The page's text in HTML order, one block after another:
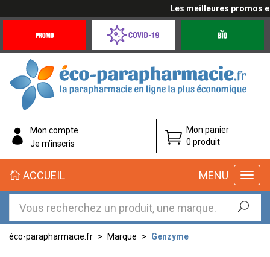
Les meilleures promos
Offres
Coronavirus
éco-
parapharmacie.fr
éco-
parapharmacie.fr
Mon compte
Je m’inscris
Mon panier
0 produit
MENU
ACCUEIL
éco-parapharmacie.fr Marque Genzyme